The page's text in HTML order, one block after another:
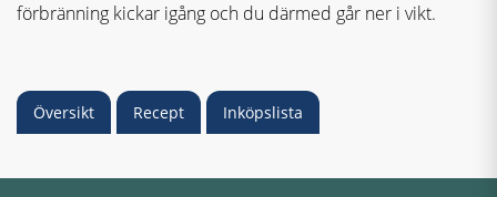
förbränning kickar igång och du därmed går ner i vikt.
Översikt Recept Inköpslista